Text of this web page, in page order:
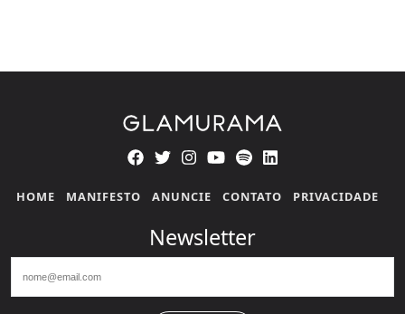
HOME MANIFESTO ANUNCIE CONTATO PRIVACIDADE
Newsletter